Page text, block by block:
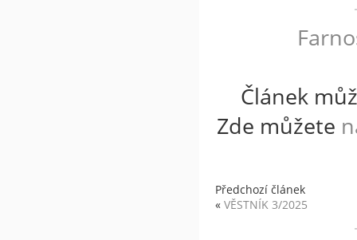
Článek
Zde můžete
Předchozí článek
« VĚSTNÍK 3/2025